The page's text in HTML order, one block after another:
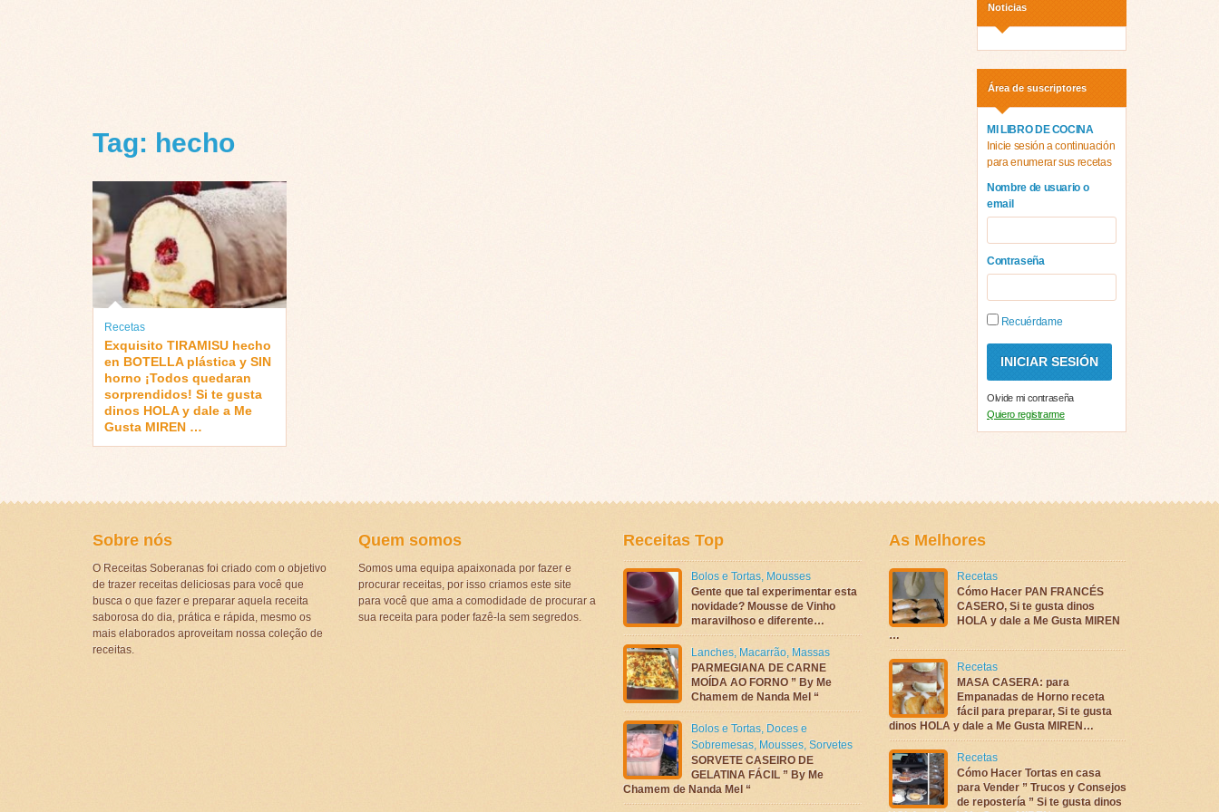
Tag: hecho
Recetas
Exquisito TIRAMISU hecho
en BOTELLA plástica y SIN
horno ¡Todos quedaran
sorprendidos! Si te gusta
dinos HOLA y dale a Me
Gusta MIREN …
Noticias
Área de suscriptores
MI LIBRO DE COCINA
Inicie sesión a continuación
para enumerar sus recetas
Nombre de usuario o
email
Contraseña
Recuérdame
Olvide mi contraseña
Quiero registrarme
Sobre nós
O Receitas Soberanas foi criado com o objetivo
de trazer receitas deliciosas para você que
busca o que fazer e preparar aquela receita
saborosa do dia, prática e rápida, mesmo os
mais elaborados aproveitam nossa coleção de
receitas.
Quem somos
Somos uma equipa apaixonada por fazer e
procurar receitas, por isso criamos este site
para você que ama a comodidade de procurar a
sua receita para poder fazê-la sem segredos.
Receitas Top
Bolos e Tortas, Mousses
Gente que tal experimentar esta
novidade? Mousse de Vinho
maravilhoso e diferente…
Lanches, Macarrão, Massas
PARMEGIANA DE CARNE
MOÍDA AO FORNO ” By Me
Chamem de Nanda Mel “
Bolos e Tortas, Doces e
Sobremesas, Mousses, Sorvetes
SORVETE CASEIRO DE
GELATINA FÁCIL ” By Me
Chamem de Nanda Mel “
As Melhores
Recetas
Cómo Hacer PAN FRANCÉS
CASERO, Si te gusta dinos
HOLA y dale a Me Gusta MIREN
…
Recetas
MASA CASERA: para
Empanadas de Horno receta
fácil para preparar, Si te gusta
dinos HOLA y dale a Me Gusta MIREN…
Recetas
Cómo Hacer Tortas en casa
para Vender ” Trucos y Consejos
de repostería ” Si te gusta dinos